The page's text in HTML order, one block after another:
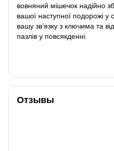
вовняний мішечок надійно
вашої наступної подорожі
вашу зв’язку з ключима та
пазлів у повсякденні.
Отзывы